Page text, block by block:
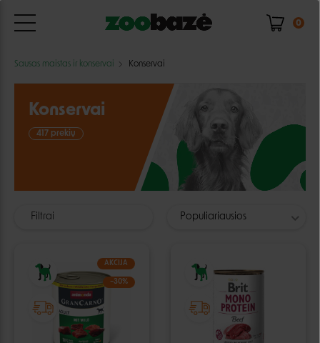
0
Sausas maistas ir konservai Konservai
Konservai
417 prekių
Filtrai Populiariausios
AKCIJA
−30%